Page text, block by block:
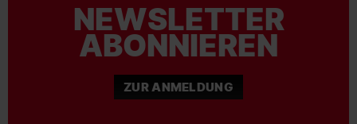
NEWSLETTER
ABONNIEREN
ZUR ANMELDUNG